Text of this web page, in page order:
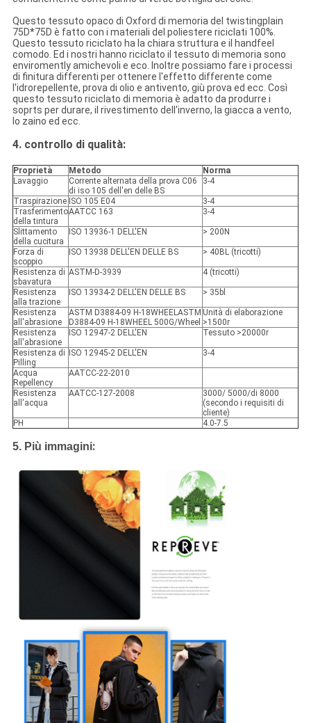
Questo tessuto opaco di Oxford di memoria del twistingplain
75D*75D è fatto con i materiali del poliestere riciclati 100%.
Questo tessuto riciclato ha la chiara struttura e il handfeel
comodo. Ed i nostri hanno riciclato il tessuto di memoria sono
enviromently amichevoli e eco. Inoltre possiamo fare i processi
di finitura differenti per ottenere l'effetto differente come
l'idrorepellente, prova di olio e antivento, giù prova ed ecc. Così
questo tessuto riciclato di memoria è adatto da produrre i
soprts per durare, il rivestimento dell'inverno, la giacca a vento,
lo zaino ed ecc.
4. controllo di qualità:
Proprietà Metodo
Norma
Lavaggio
Corrente alternata della prova C06
di iso 105 dell'en delle BS
3-4
Traspirazione ISO 105 E04
3-4
Trasferimento
della tintura
AATCC 163 3-4
Slittamento
della cucitura
ISO 13936-1 DELL'EN > 200N
Forza di
scoppio
ISO 13938 DELL'EN DELLE BS > 40BL (tricotti)
Resistenza di
sbavatura
ASTM-D-3939 4 (tricotti)
Resistenza
alla trazione
ISO 13934-2 DELL'EN DELLE BS > 35bl
Resistenza
all'abrasione
ASTM D3884-09 H-18WHEELASTM
D3884-09 H-18WHEEL 500G/Wheel
Unità di elaborazione
>1500r
Resistenza
all'abrasione
ISO 12947-2 DELL'EN Tessuto >20000r
Resistenza di
Pilling
ISO 12945-2 DELL'EN 3-4
Acqua
Repellency
AATCC-22-2010
Resistenza
all'acqua
AATCC-127-2008
3000/ 5000/di 8000
(secondo i requisiti di
cliente)
PH
4.0-7.5
5. Più immagini: